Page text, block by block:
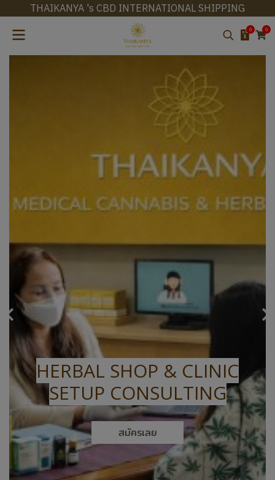
THAIKANYA 's CBD INTERNATIONAL SHIPPING
0 0
HERBAL SHOP & CLINIC
SETUP CONSULTING
สมัครเลย